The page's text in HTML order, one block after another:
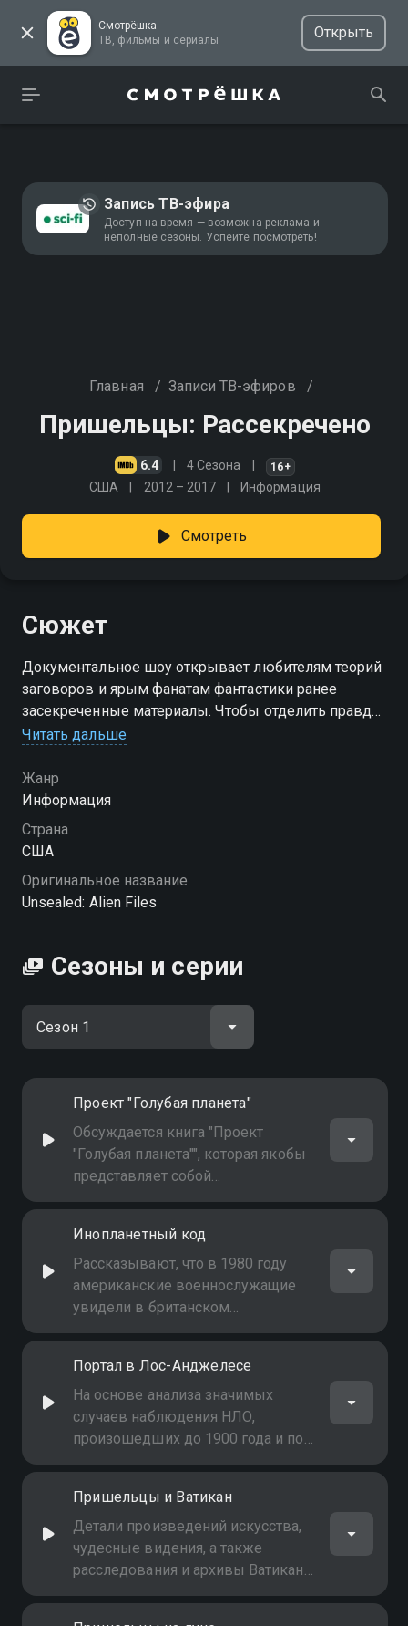
Смотрёшка
ТВ, фильмы и сериалы
Открыть
Запись ТВ-эфира
Доступ на время — возможна реклама и
неполные сезоны. Успейте посмотреть!
Главная / Записи ТВ-эфиров /
Пришельцы: Рассекречено
6.4 4 Сезона 16+
США 2012 – 2017 Информация
Смотреть
Сюжет
Документальное шоу открывает любителям теорий
заговоров и ярым фанатам фантастики ранее
засекреченные материалы. Чтобы отделить правду
от вымысла, было проведено детальное
дел ФБР
Читать дальше
Жанр
Информация
Страна
США
Оригинальное название
Unsealed: Alien Files
Сезоны и серии
Проект "Голубая планета"
Обсуждается книга "Проект
"Голубая планета"", которая якобы
представляет собой
исчерпывающий отчёт о
Инопланетный код
Рассказывают, что в 1980 году
американские военнослужащие
увидели в британском
Рендлшемском лесу
летательный аппарат. Один из них
телепатически получил сообщение
в двоичном коде, прикоснувшись
к аппарату
Портал в Лос-Анджелесе
На основе анализа значимых
случаев наблюдения НЛО,
произошедших до 1900 года и по
настоящее время, делается вывод,
аномально большое количество
инцидентов с участием НЛО
Пришельцы и Ватикан
Детали произведений искусства,
чудесные видения, а также
расследования и архивы Ватикана
используются для подтверждения